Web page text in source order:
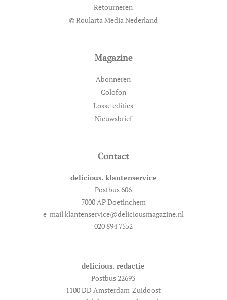
Retourneren
© Roularta Media Nederland
Magazine
Abonneren
Colofon
Losse edities
Nieuwsbrief
Contact
delicious. klantenservice
Postbus 606
7000 AP Doetinchem
e-mail klantenservice@deliciousmagazine.nl
020 894 7552
delicious. redactie
Postbus 22693
1100 DD Amsterdam-Zuidoost